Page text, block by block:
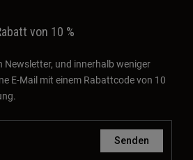
von 10 %
Newsletter, und innerhalb weniger
E-Mail mit einem Rabattcode von 10
Senden